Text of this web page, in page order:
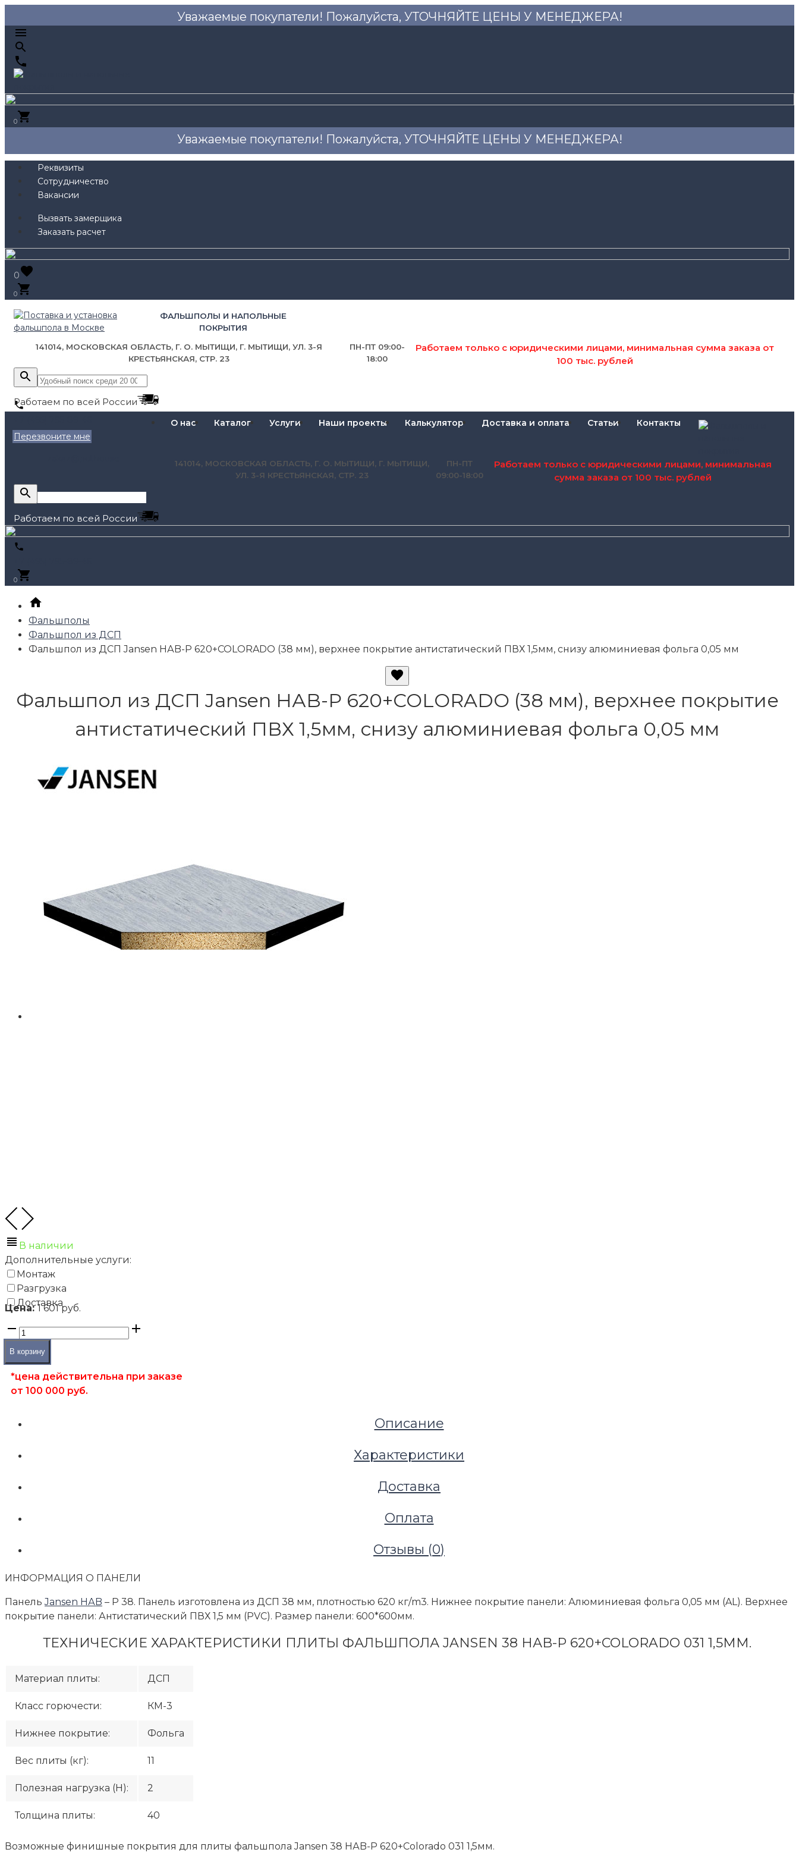
Уважаемые покупатели! Пожалуйста, УТОЧНЯЙТЕ ЦЕНЫ У МЕНЕДЖЕРА!
0
Уважаемые покупатели! Пожалуйста, УТОЧНЯЙТЕ ЦЕНЫ У МЕНЕДЖЕРА!
Реквизиты
Сотрудничество
Вакансии
Вызвать замерщика
Заказать расчет
0
0
ФАЛЬШПОЛЫ И НАПОЛЬНЫЕ
ПОКРЫТИЯ
141014, МОСКОВСКАЯ ОБЛАСТЬ, Г. О. МЫТИЩИ, Г. МЫТИЩИ, УЛ. 3-Я
КРЕСТЬЯНСКАЯ, СТР. 23
ПН-ПТ 09:00-
18:00
Работаем только с юридическими лицами, минимальная сумма заказа от
100 тыс. рублей
Работаем по всей России
Перезвоните мне
О нас Каталог Услуги Наши проекты Калькулятор Доставка и оплата Статьи Контакты
141014, МОСКОВСКАЯ ОБЛАСТЬ, Г. О. МЫТИЩИ, Г. МЫТИЩИ,
УЛ. 3-Я КРЕСТЬЯНСКАЯ, СТР. 23
ПН-ПТ
09:00-18:00
Работаем только с юридическими лицами, минимальная
сумма заказа от 100 тыс. рублей
Работаем по всей России
0
Фальшполы
Фальшпол из ДСП
Фальшпол из ДСП Jansen HАB-P 620+COLORADO (38 мм), верхнее покрытие антистатический ПВХ 1,5мм, снизу алюминиевая фольга 0,05 мм
Фальшпол из ДСП Jansen HАB-P 620+COLORADO (38 мм), верхнее покрытие
антистатический ПВХ 1,5мм, снизу алюминиевая фольга 0,05 мм
В наличии
Дополнительные услуги:
Монтаж
Разгрузка
Доставка
Цена:1 601 руб.
В корзину
*цена действительна при заказе
от 100 000 руб.
Описание
Характеристики
Доставка
Оплата
Отзывы (0)
ИНФОРМАЦИЯ О ПАНЕЛИ
ПанельJansen HАB – P 38. Панель изготовлена из ДСП 38 мм, плотностью 620 кг/m3. Нижнее покрытие панели: Алюминиевая фольга 0,05 мм (AL). Верхнее
покрытие панели: Антистатический ПВХ 1,5 мм (PVC). Размер панели: 600*600мм.
ТЕХНИЧЕСКИЕ ХАРАКТЕРИСТИКИ ПЛИТЫ ФАЛЬШПОЛА JANSEN 38 HАB-P 620+COLORADO 031 1,5ММ.
Материал плиты: ДСП
Класс горючести: КМ-3
Нижнее покрытие: Фольга
Вес плиты (кг): 11
Полезная нагрузка (H): 2
Толщина плиты: 40
Возможные финишные покрытия для плиты фальшпола Jansen 38 HАB-P 620+Colorado 031 1,5мм.